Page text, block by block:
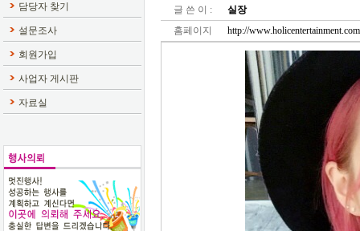
담당자 찾기
설문조사
회원가입
사업자 게시판
자료실
글 쓴 이 :
실장
홈페이지
http://www.holicentertainment.com